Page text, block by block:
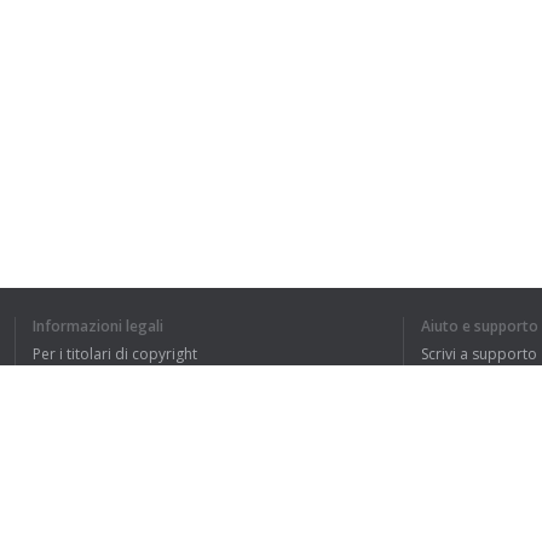
Informazioni legali
Per i titolari di copyright
Aiuto e supporto
Scrivi a supporto